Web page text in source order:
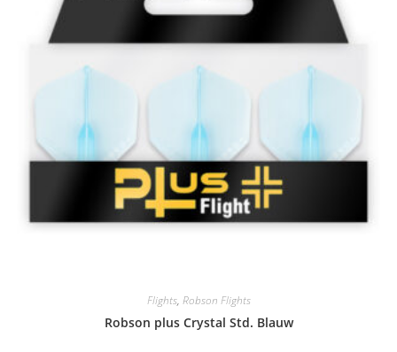
Flights, Robson Flights
Robson plus Crystal Std. Blauw